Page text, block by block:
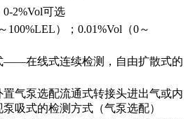
2%Vol可选
100%LEL）；0.01%Vol（0～
在线式连续检测，自由扩散式的
气泵选配流通式转接头进出气或内
吸式的检测方式（气泵选配）